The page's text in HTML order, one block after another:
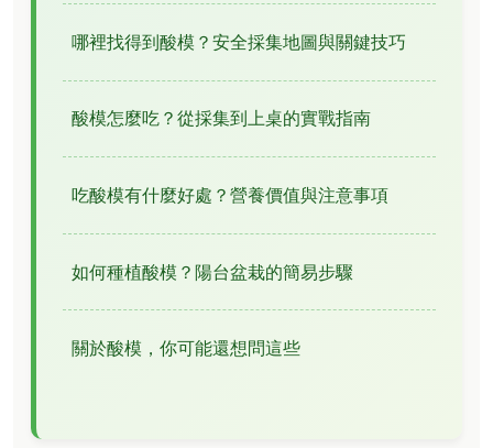
哪裡找得到酸模？安全採集地圖與關鍵技巧
酸模怎麼吃？從採集到上桌的實戰指南
吃酸模有什麼好處？營養價值與注意事項
如何種植酸模？陽台盆栽的簡易步驟
關於酸模，你可能還想問這些